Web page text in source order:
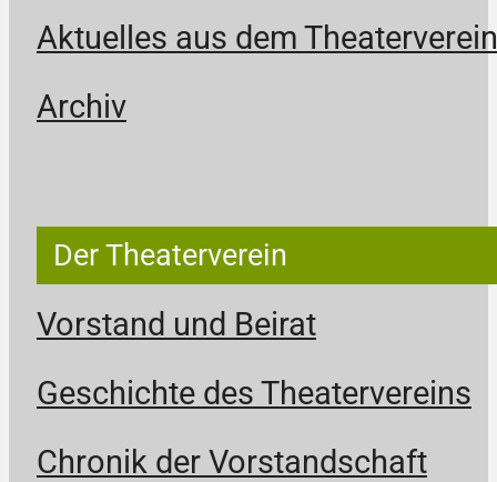
Aktuelles aus dem Theaterverein
Archiv
Der Theaterverein
Vorstand und Beirat
Geschichte des Theatervereins
Chronik der Vorstandschaft